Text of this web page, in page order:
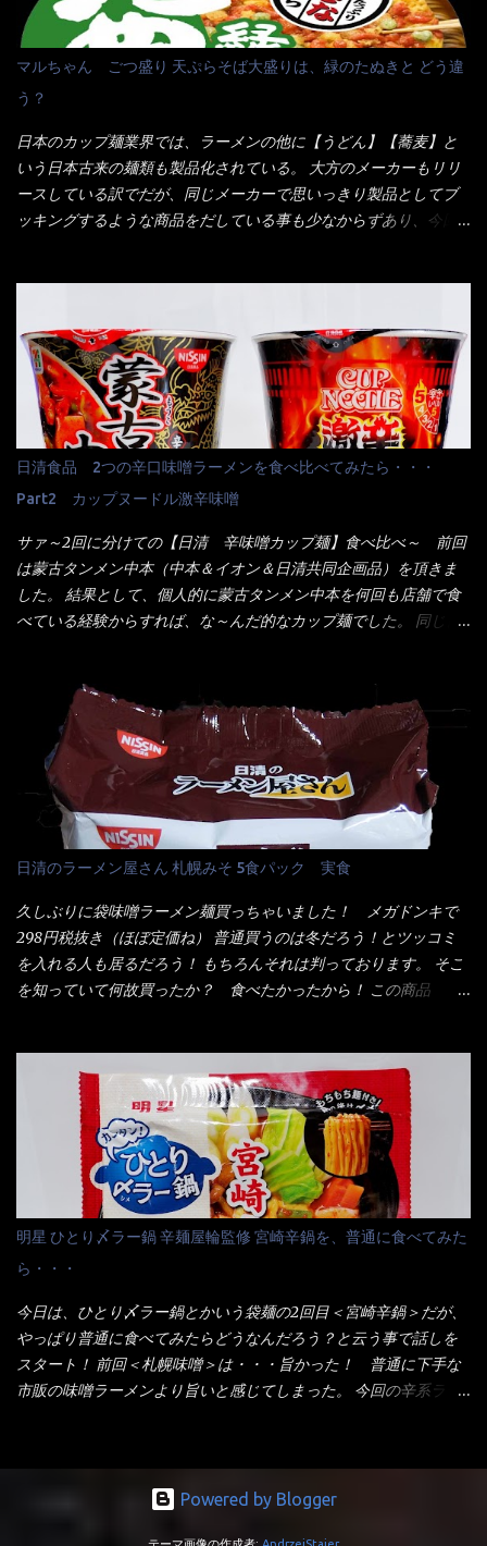
ネル！！ 凄いよなぁ～ 20年位前は、フロア担当だけでも5人は
居たと思うけど・・・ 判らず店員さんを呼ぶピンポンを・・・ク
ーポンなんだけどと伝えると、丁寧にタッチパネルで～と教えて
くれたが、何故かタッチパネルがクーポンを受け付けない！！ 店
員さんも、アレー？といいながら私が受け付けますので・・・と
消えていった。 タッチパネルのやつ、安いのは嫌うんだな！？こ
のヤロー！ 待つ事暫し・・・10分は越えたと思うけど・・・出て
来ました。 こちらが本日のサラメシ【ホーリーバジル香る、タイ
く行きましたねぇ～ だからタイ料理屋さんには、辛味剤・酢・ナ
いた）が料理に必ず付いてきたものです。 でも流石にファミレ
スでは・・・それは無いね！残念だ～ 今回はすかいらーくグルー
プで、タイ料理をどの様に再現して提供しているか？を見るだけ
だなぁ～ 因みにガパオ＝ホーリーバジルなのです。 肉は通常チ
キンが多く豚や牛もあります。 肉は挽肉みたいなミンチではな
く、粗挽きの肉になるんです。 それに現地バンコクでは、卵は固
焼きが本来です。 今回はほぼ全熟の目玉焼きで、これは日本風
オタイなのと比べれば薄め？ やっぱり調味料の【スパイスガール
ズ】が必要だナァ～ 笑 私は、ブリッキーヌの粉末をよく掛け辛
く...
マルちゃん ごつ盛り 天ぷらそば大盛りは、緑のたぬきと どう違
う？
日本のカップ麺業界では、ラーメンの他に【うどん】【蕎麦】と
いう日本古来の麺類も製品化されている。 大方のメーカーもリリ
ースしている訳でだが、同じメーカーで思いっきり製品としてブ
ッキングするような商品をだしている事も少なからずあり、今回
ている訳で何故に敢えて本商品をリリースするの？ 確かに販売価
格は、緑のたぬきの実売は108円位で、ごつ盛り天ぷらそばは98円
でした。 殆ど変わらないじゃないか！？ そこで何が違うか・・・
メーカーHPから情報を得てみた。 ■原材料 比較（相手に含まれ
て居ない物質を赤色） ☆緑のたぬき 油揚げめん(小麦粉(国内製
造)、そば粉、植物油脂、植物性たん白、食塩、とろろ芋、卵白)、
かやく(小えびてんぷら、 かまぼこ )、添付調味料(砂糖、食塩、し
ょうゆ、魚介エキス、たん白加水分解物、香辛料、ねぎ、香味油
脂)／加工でん粉、調味料(アミノ酸等)、炭酸カルシウム、カラメ
ル色素、リン酸塩(Na)、増粘多糖類、レシチン、酸化防止剤(ビタ
ミンE)、クチナシ色素、ベニコウジ色素、香料、ビタミンB2、ビ
タミンB1、香辛料抽出物、 カロチン色素 、(一部にえび・小麦・
油脂、植物性たん白、食塩、とろろ芋、卵白)、かやく(小えびてん
ぷら)、添付調味料(砂糖、食塩、しょうゆ、魚介エキス、たん白加
水分解物、ねぎ、香辛料、 植物油 、香味油脂)／加工でん粉、調味
料(アミノ酸等)、炭酸カルシウム、カラメル色素、リン酸塩
(Na)、増粘多糖類、レシチン、酸化防止剤(ビタミンE)、クチナシ
色素、香料、ベニコウジ色素、ビタミンB2、ビタミンB1、香辛料
抽出物、(一部にえび・小麦・そば・卵・ さば ・大豆・豚肉・やま
いも・ゼラチンを含む) 材料から見れば、緑のたぬきの方が蒲鉾が
入っている！ あの半円形のヤツね！ それとカロチン色素・・・
さば！？ さばって鯖か？？ サバ読んでないか？？ ■カロリー
比較 緑のたぬき ...
日清食品 2つの辛口味噌ラーメンを食べ比べてみたら・・・
Part2 カップヌードル激辛味噌
サァ～2回に分けての【日清 辛味噌カップ麺】食べ比べ～ 前回
は蒙古タンメン中本（中本＆イオン＆日清共同企画品）を頂きま
した。 結果として、個人的に蒙古タンメン中本を何回も店舗で食
べている経験からすれば、な～んだ的なカップ麺でした。 同じ日
いつきました。 見た目は、炎のシルエットが辛さを醸し出してい
る・・・ でもパッケージに惑わされてはいけない！！ 私はペ
ヤングの【獄激辛焼きそば】を完食した漢だ。 その後の獄激辛カ
レーもな！ 今回、カップヌードル激辛味噌はカップに敢えて辛
さレベルが記載されている。 それはレベル5！ 日清としては最上
位の辛さと云っている訳だ。 昨年モデルも食べてはいるけど、1年
も経つと記憶の彼方に・・・いや歳だから記憶力が、どうのこう
のではない。 記憶に残るだけのインパクトに欠けている商品と
云う事（当時） 開封すると・・・ 小袋なんてありゃしない！ カ
ップヌードルは基本蓋開けて、熱湯を注ぐだけで出来る！それが
デビュー時からの最大のポイント。 だから粉末スープの具も全
部カップの中でカオス状態。 これ特に縦型Bigカップだと、スー
りました～ 熱湯によりカップ内に対流が起こり、表層が泡立っ
ている～ 隣に用意したのが、ホワイトカップ丼型です。 こちら
へ内容物を全て移すのと同時に、スープも満遍なく全体に行き渡
させる。 箸で麺から移動させ、具とスープは最後に移すとこうな
りました。 良い感じではないか！ やはり一部粉末スープが縦型
カップの壁面に残っていたので、ぜーんぶ箸等で落としてホワイ
トカップへ。 まずは麺を見ると、カップヌードルとしては太く平
打ちで縮れてます。 ■蒙古タンメン中本の麺 蒙古タンメンの方
は、やはり太く平打ちですが麺の厚みがあるような・・・ 食感
は、どちらも柔らかいと感じは同じ。 湯に戻りやすい特性が強
いのね。 箸で持ち上げた状態は・・・ ■カップヌードル激辛味噌 ■
蒙古タンメン中本カップ どちらも箸で持ち上げた感じは、重
い！ そう湯を吸って伸びたような麺と云っていいかもしれな
い。 多分麺は、厚みとストレートか...
日清のラーメン屋さん 札幌みそ 5食パック 実食
久しぶりに袋味噌ラーメン麺買っちゃいました！ メガドンキで
298円税抜き（ほぼ定価ね） 普通買うのは冬だろう！とツッコミ
を入れる人も居るだろう！ もちろんそれは判っております。 そこ
を知っていて何故買ったか？ 食べたかったから！ この商品
てみないといけないじゃん！（知るのが遅い） リニューアル前の
は食べた事あるのよ！でもここ数年は、カップ麺の方が話題性も
品揃えも上じゃん！ だって話題性の無いのを食べても・・・しょ
うが無いじゃん！ 日本で話題性が無いのに、外国の人には尚更ね
ぇ～ 袋麺と云えば【サッポロ一番】と云われる程だが、10年位前
に革新的な袋麺が出た！ それは『マルちゃん正麺』と云われる商
品！！ 生麺感覚～と大御所俳優の役所広司を起用したCMで一躍
有名になりTOPに・・・その後ライバルとして日清から【ラ王】
がリリース！つまり今回の【日清のラーメン屋さん】は、袋麺と
しては廉価版のポジション・・・ 事実ラ王は、HPでは別扱い！
本品なんか出前一丁などと一緒くたの扱い。 袋麺はスープは粉末
スープが主流でしょう！？だから味は・・・イマイチ（小生感
覚）と云うのが評価です。 正直現在のインスタント麺では、最先
ヨ～ でも熊が＼買ってね！／と泣いているから・・・買いまし
た。 それじゃ～食べましょうか！ トッピングは生憎とモヤシの
在庫が無いため・・・キャベツだ！鍋に湯を沸かしキャベツをボ
明星 ひとり〆ラー鍋 辛麺屋輪監修 宮崎辛鍋を、普通に食べてみた
ら・・・
今日は、ひとり〆ラー鍋とかいう袋麺の2回目＜宮崎辛鍋＞だが、
やっぱり普通に食べてみたらどうなんだろう？と云う事で話しを
スタート！ 前回＜札幌味噌＞は・・・旨かった！ 普通に下手な
市販の味噌ラーメンより旨いと感じてしまった。 今回の辛系ラー
おひとり用鍋の素です。辛麺屋輪をイメージした唐辛子の辛みと
旨みが染み出たスープに鍋によく合う麺が付いて〆まで楽しめま
Powered by Blogger